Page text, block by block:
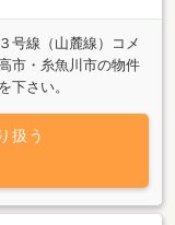
号線（山麓線）コメ
市・糸魚川市の物件
下さい。
扱う